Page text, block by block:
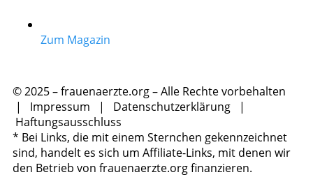
Zum Magazin
© 2025 – frauenaerzte.org – Alle Rechte vorbehalten
| Impressum | Datenschutzerklärung |
Haftungsausschluss
* Bei Links, die mit einem Sternchen gekennzeichnet
sind, handelt es sich um Affiliate-Links, mit denen wir
den Betrieb von frauenaerzte.org finanzieren.